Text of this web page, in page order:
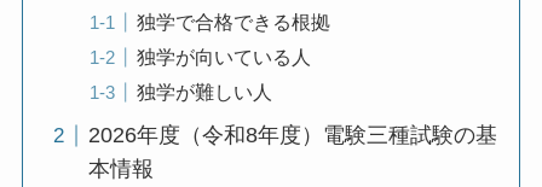
独学で合格できる根拠
独学が向いている人
独学が難しい人
2026年度（令和8年度）電験三種試験の基
本情報